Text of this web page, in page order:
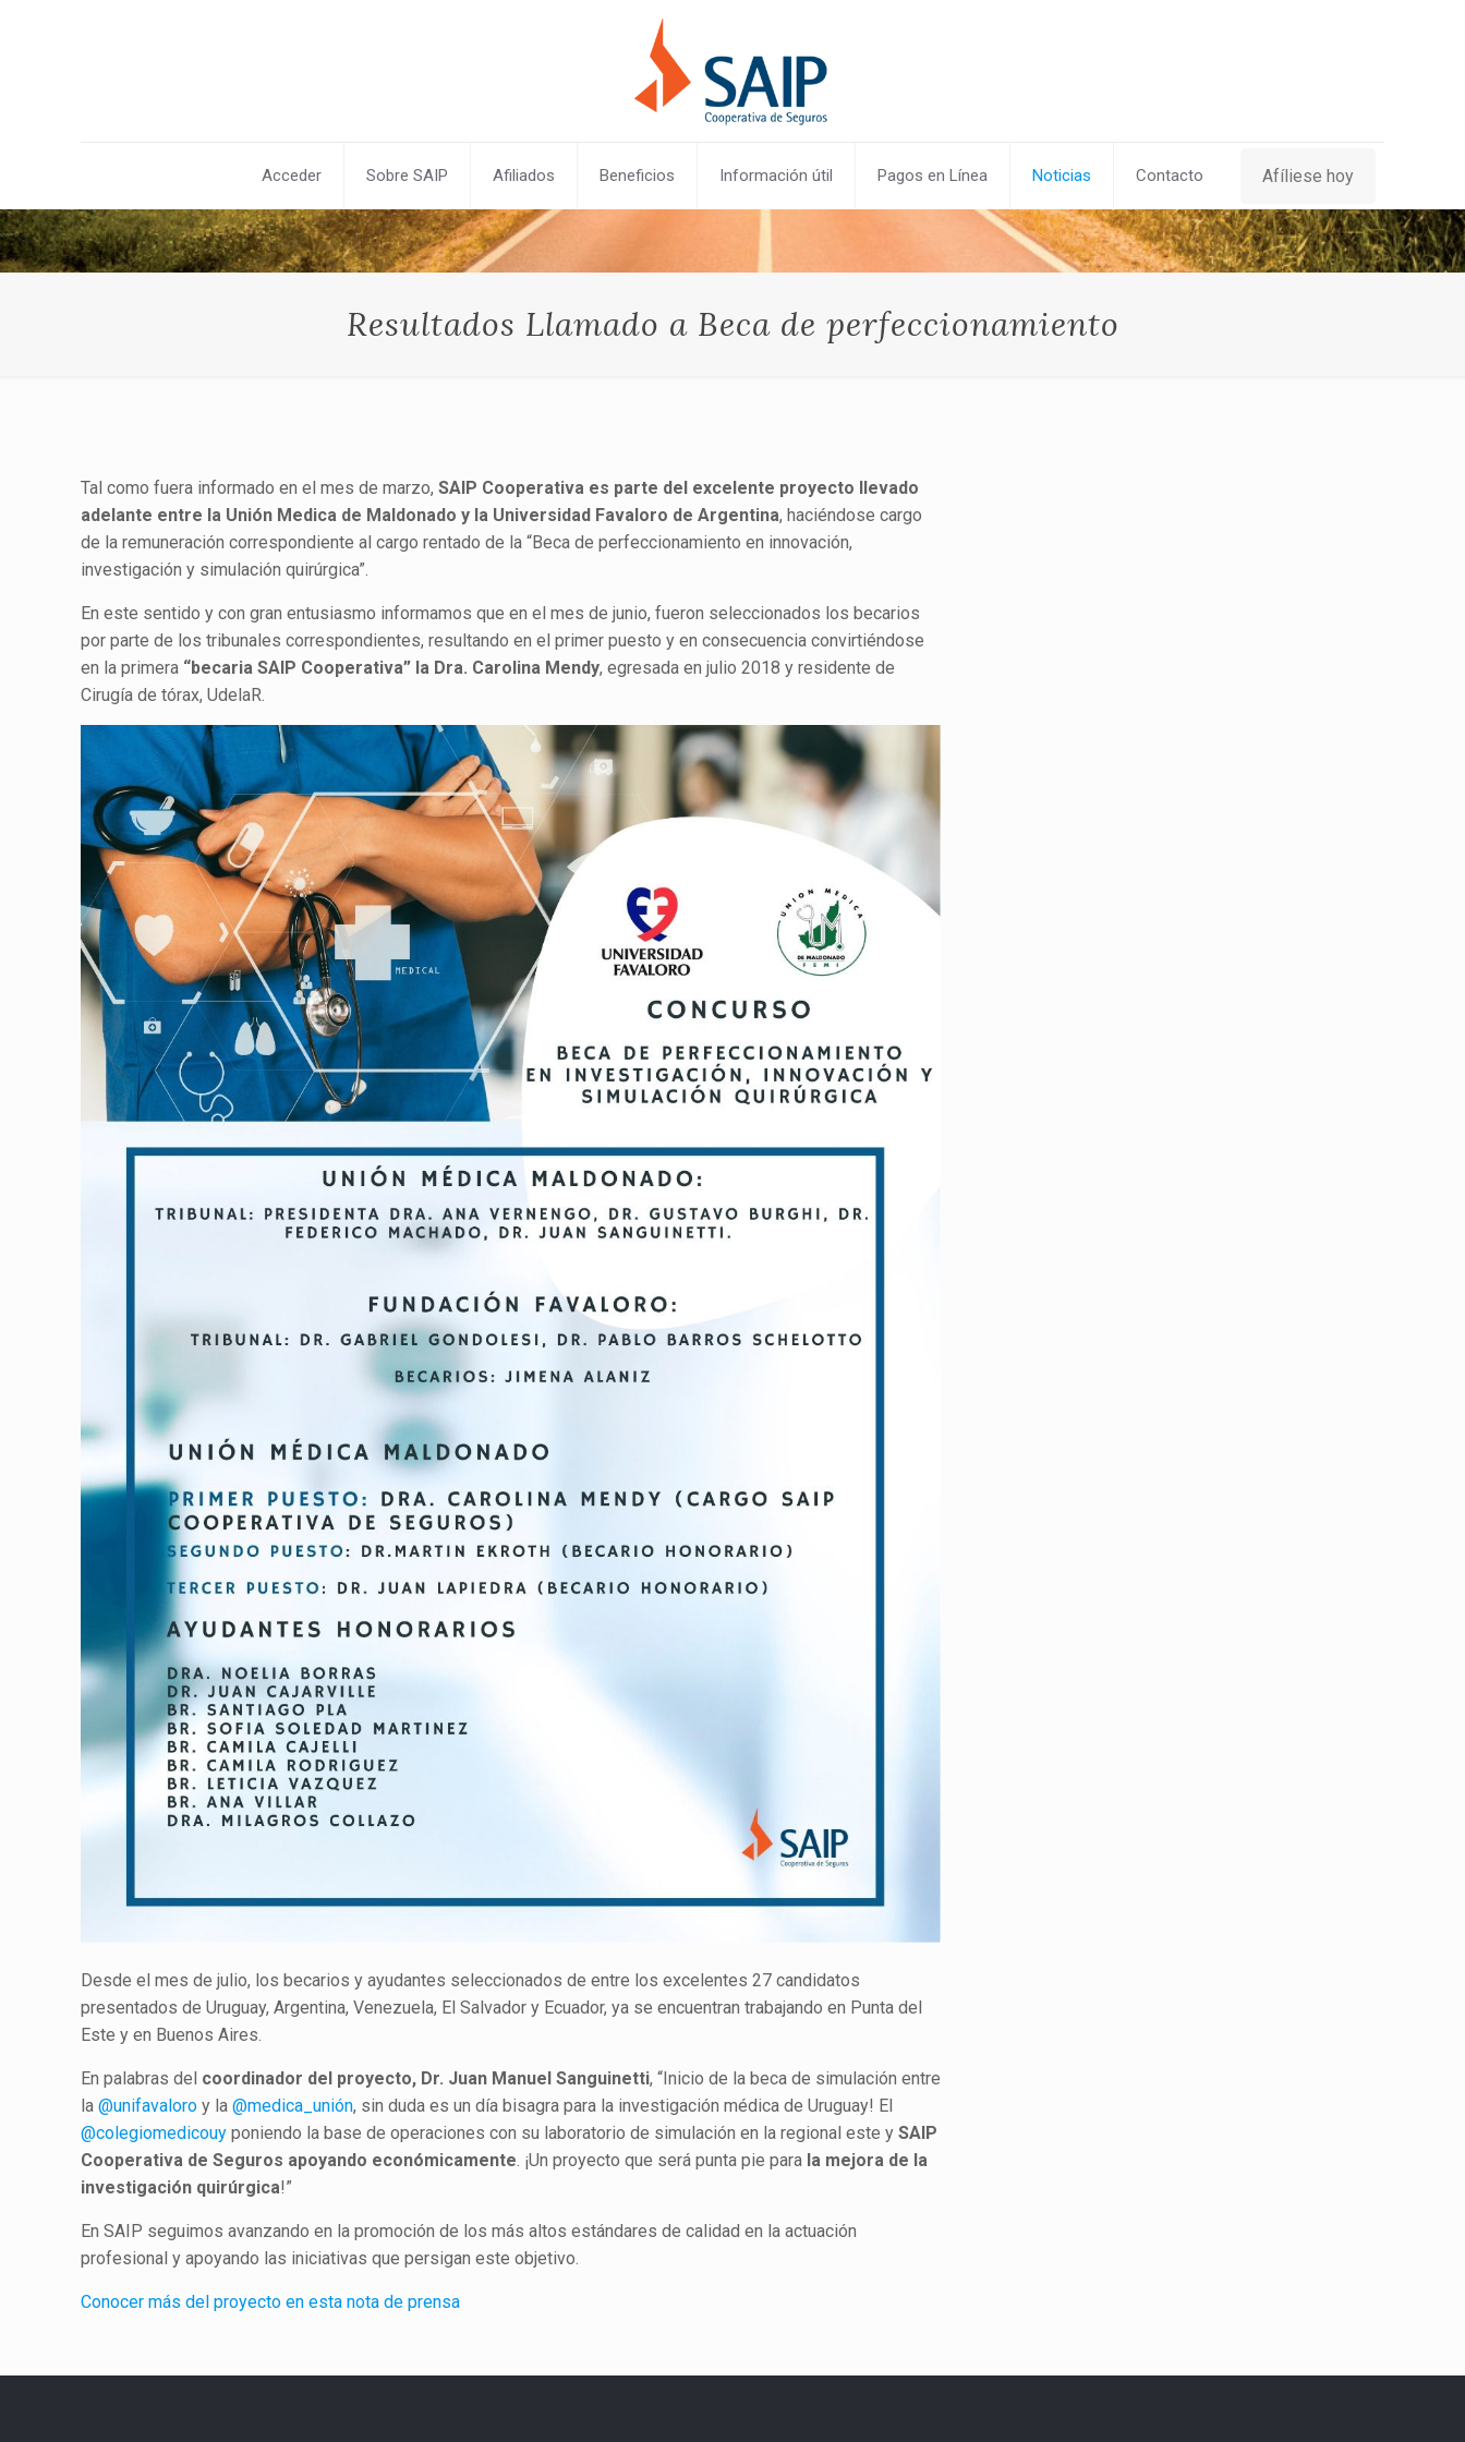
Acceder Sobre SAIP Afiliados Beneficios Información útil Pagos en Línea Noticias Contacto Afíliese hoy
Resultados Llamado a Beca de perfeccionamiento
Tal como fuera informado en el mes de marzo, SAIP Cooperativa es parte del excelente proyecto llevado
adelante entre la Unión Medica de Maldonado y la Universidad Favaloro de Argentina, haciéndose cargo
de la remuneración correspondiente al cargo rentado de la “Beca de perfeccionamiento en innovación,
investigación y simulación quirúrgica”.
En este sentido y con gran entusiasmo informamos que en el mes de junio, fueron seleccionados los becarios
por parte de los tribunales correspondientes, resultando en el primer puesto y en consecuencia convirtiéndose
en la primera “becaria SAIP Cooperativa” la Dra. Carolina Mendy, egresada en julio 2018 y residente de
Cirugía de tórax, UdelaR.
Desde el mes de julio, los becarios y ayudantes seleccionados de entre los excelentes 27 candidatos
presentados de Uruguay, Argentina, Venezuela, El Salvador y Ecuador, ya se encuentran trabajando en Punta del
Este y en Buenos Aires.
En palabras del coordinador del proyecto, Dr. Juan Manuel Sanguinetti, “Inicio de la beca de simulación entre
la @unifavaloro y la @medica_unión, sin duda es un día bisagra para la investigación médica de Uruguay! El
@colegiomedicouy poniendo la base de operaciones con su laboratorio de simulación en la regional este y SAIP
Cooperativa de Seguros apoyando económicamente . ¡Un proyecto que será punta pie para la mejora de la
investigación quirúrgica!”
En SAIP seguimos avanzando en la promoción de los más altos estándares de calidad en la actuación
profesional y apoyando las iniciativas que persigan este objetivo.
Conocer más del proyecto en esta nota de prensa